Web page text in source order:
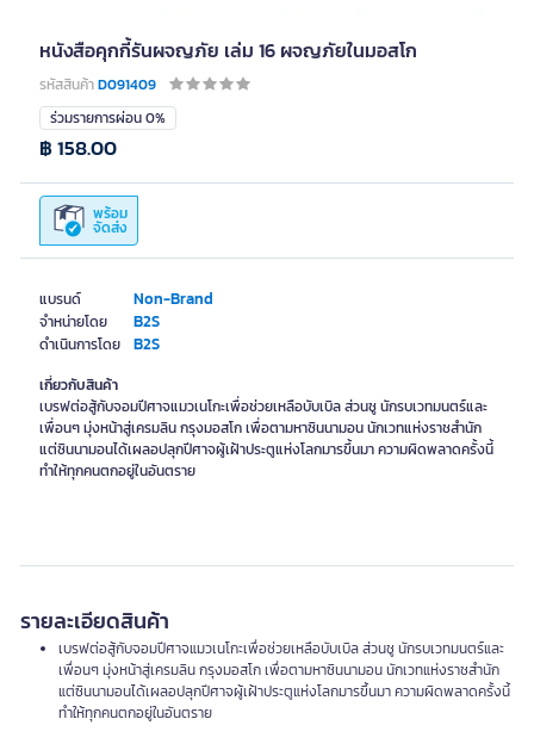
หนังสือคุกกี้รันผจญภัย เล่ม 16 ผจญภัยในมอสโก
รหัสสินค้าD091409
แบรนด์ Non-Brand
จำหน่ายโดย B2S
ดำเนินการโดย B2S
ร่วมรายการผ่อน 0%
พร้อม
จัดส่ง
฿ 158.00
เกี่ยวกับสินค้า
เบรฟต่อสู้กับจอมปีศาจแมวเนโกะเพื่อช่วยเหลือบับเบิล ส่วนชู นักรบเวทมนตร์และ
เพื่อนๆ มุ่งหน้าสู่เครมลิน กรุงมอสโก เพื่อตามหาซินนามอน นักเวทแห่งราชสำนัก
แต่ซินนามอนได้เผลอปลุกปีศาจผู้เฝ้าประตูแห่งโลกมารขึ้นมา ความผิดพลาดครั้งนี้
รายละเอียดสินค้า
เบรฟต่อสู้กับจอมปีศาจแมวเนโกะเพื่อช่วยเหลือบับเบิล ส่วนชู นักรบเวทมนตร์และ
เพื่อนๆ มุ่งหน้าสู่เครมลิน กรุงมอสโก เพื่อตามหาซินนามอน นักเวทแห่งราชสำนัก
แต่ซินนามอนได้เผลอปลุกปีศาจผู้เฝ้าประตูแห่งโลกมารขึ้นมา ความผิดพลาดครั้งนี้
ทำให้ทุกคนตกอยู่ในอันตราย